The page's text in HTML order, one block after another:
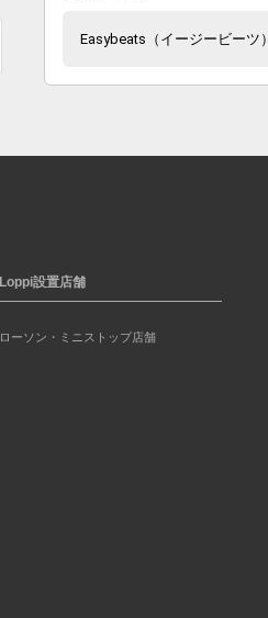
Easybeats（イージービーツ）
Loppi設置店舗
ローソン・ミニストップ店舗